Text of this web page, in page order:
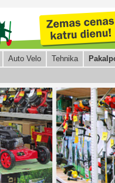
Auto Velo Tehnika